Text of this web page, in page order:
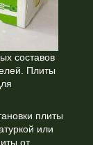
составов
Плиты
плиты
или
от